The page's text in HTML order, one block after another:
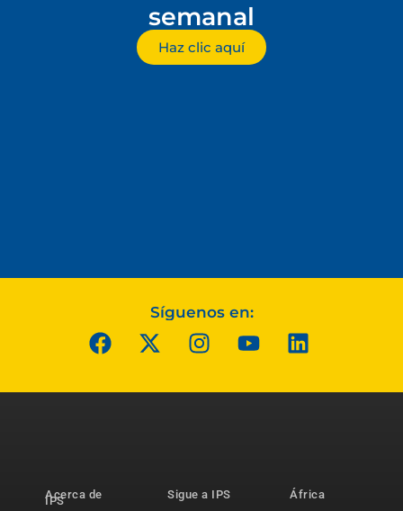
semanal
Haz clic aquí
Síguenos en:
Acerca de
IPS
Sigue a IPS
África